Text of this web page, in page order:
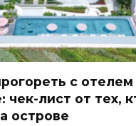
с отелем
чек-лист от тех,
острове